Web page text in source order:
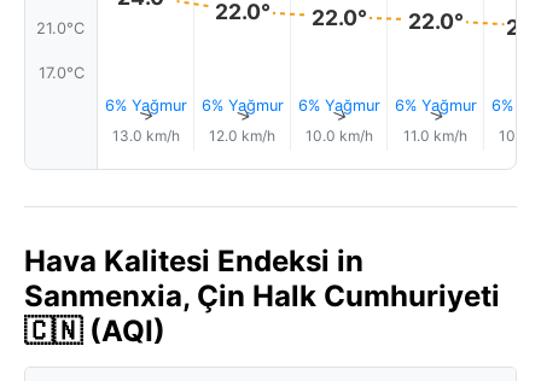
21.0°C
17.0°C
6% Yağmur
↑
13.0 km/h
22.0°
6% Yağmur
↑
12.0 km/h
22.0°
6% Yağmur
↑
10.0 km/h
22.0°
6% Yağmur
↑
11.0 km/h
6%
10.0
Hava Kalitesi Endeksi in
Sanmenxia, Çin Halk Cumhuriyeti
🇨🇳 (AQI)